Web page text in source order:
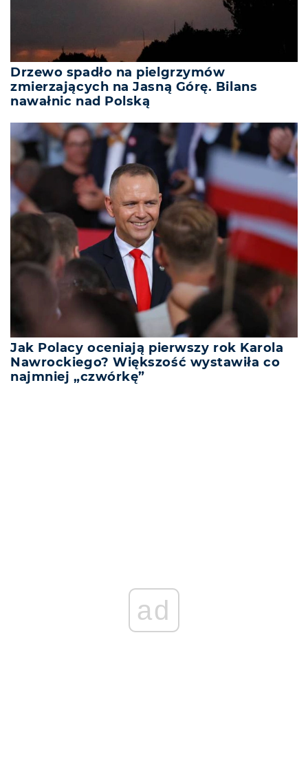
Drzewo spadło na pielgrzymów
zmierzających na Jasną Górę. Bilans
nawałnic nad Polską
Jak Polacy oceniają pierwszy rok Karola
Nawrockiego? Większość wystawiła co
najmniej „czwórkę”